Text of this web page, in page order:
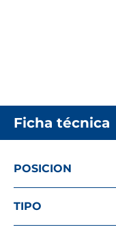
Ficha técnica
POSICION
TIPO